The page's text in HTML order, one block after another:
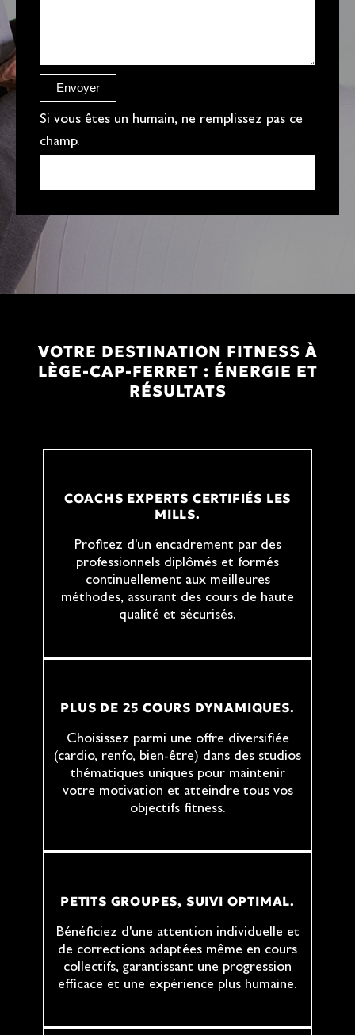
e
f
Envoyer
Si vous êtes un humain, ne remplissez pas ce
champ.
VOTRE DESTINATION FITNESS À
LÈGE-CAP-FERRET : ÉNERGIE ET
RÉSULTATS
COACHS EXPERTS CERTIFIÉS LES
MILLS.
Profitez d'un encadrement par des
professionnels diplômés et formés
continuellement aux meilleures
méthodes, assurant des cours de haute
qualité et sécurisés.
PLUS DE 25 COURS DYNAMIQUES.
Choisissez parmi une offre diversifiée
(cardio, renfo, bien-être) dans des studios
thématiques uniques pour maintenir
votre motivation et atteindre tous vos
objectifs fitness.
PETITS GROUPES, SUIVI OPTIMAL.
Bénéficiez d'une attention individuelle et
de corrections adaptées même en cours
collectifs, garantissant une progression
efficace et une expérience plus humaine.